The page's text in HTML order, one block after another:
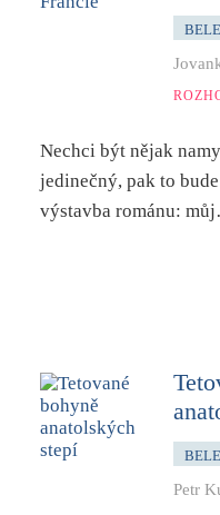
Nechci být nějak
jedinečný, pak to
výstavba románu:
Petr